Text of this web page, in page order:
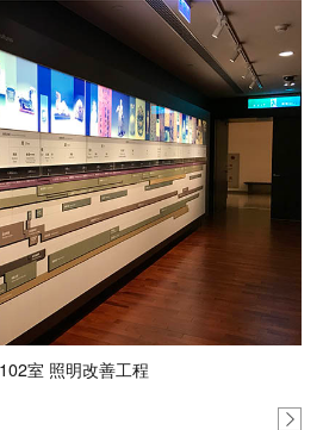
室 照明改善工程